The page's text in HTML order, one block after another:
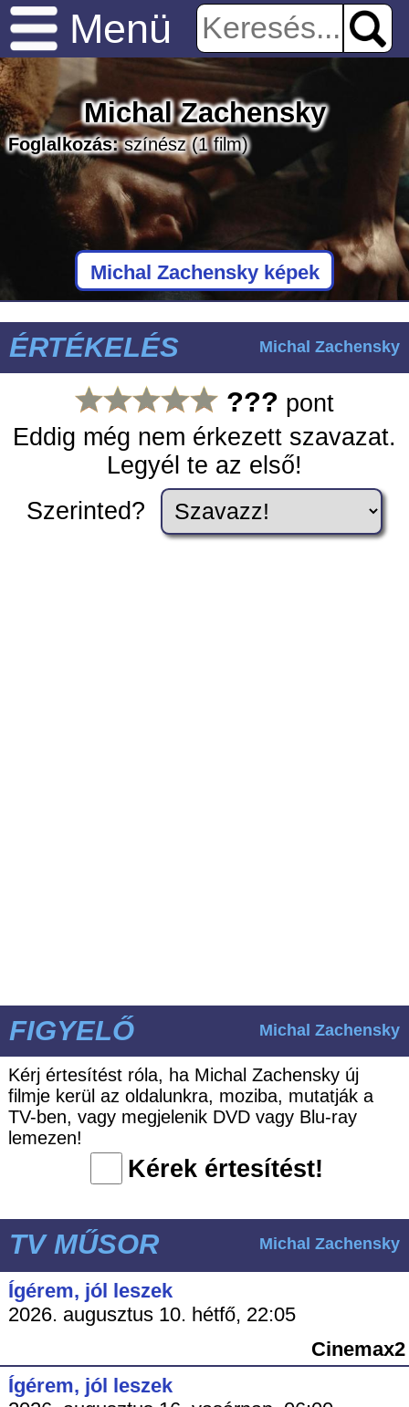
Menü
Michal Zachensky
Foglalkozás:színész(1 film)
Michal Zachensky képek
ÉRTÉKELÉS Michal Zachensky
??? pont
Eddig még nem érkezett szavazat.
Legyél te az első!
Szerinted?
FIGYELŐ Michal Zachensky
Kérj értesítést róla, ha Michal Zachensky új
filmje kerül az oldalunkra, moziba, mutatják a
TV-ben, vagy megjelenik DVD vagy Blu-ray
lemezen!
Kérek értesítést!
TV MŰSOR Michal Zachensky
Ígérem, jól leszek
2026. augusztus 10. hétfő, 22:05
Cinemax2
Ígérem, jól leszek